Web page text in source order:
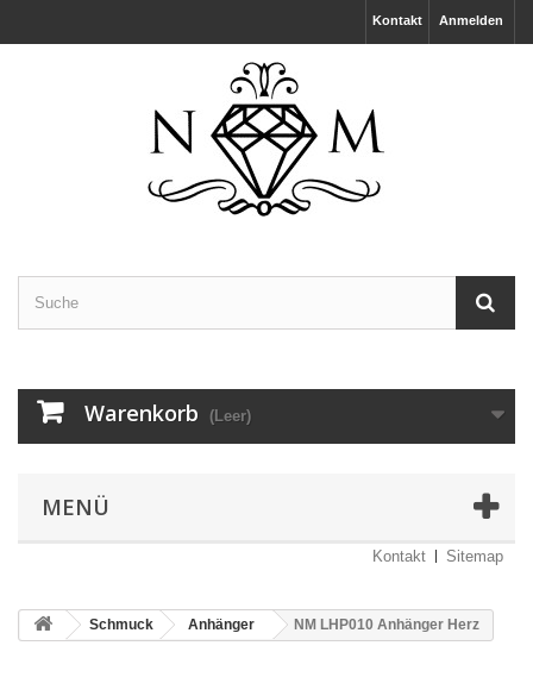
Anmelden
Kontakt
Warenkorb (Leer)
MENÜ
Kontakt Sitemap
Schmuck Anhänger NM LHP010 Anhänger Herz